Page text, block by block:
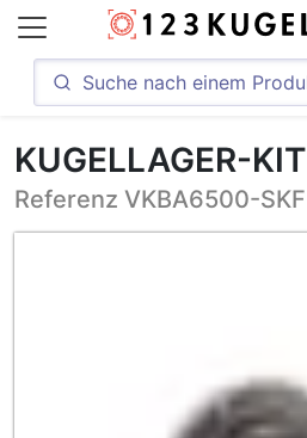
KUGELLAGER-KIT
Referenz VKBA6500-SKF